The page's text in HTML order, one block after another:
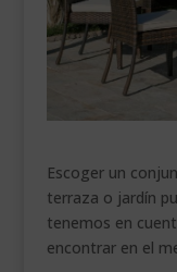
VEURE EN CATALÀ
Escoger un
terraza o jardín
tenemos en
encontrar en el